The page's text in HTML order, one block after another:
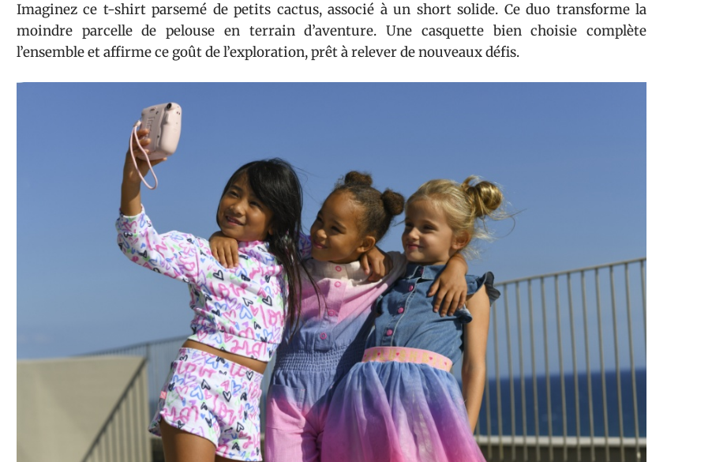
Imaginez ce t-shirt parsemé de petits cactus, associé à un short solide. Ce duo transforme la
moindre parcelle de pelouse en terrain d’aventure. Une casquette bien choisie complète
l’ensemble et affirme ce goût de l’exploration, prêt à relever de nouveaux défis.